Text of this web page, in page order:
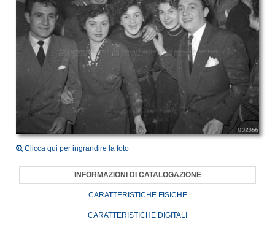
Clicca qui per ingrandire la foto
INFORMAZIONI DI CATALOGAZIONE
CARATTERISTICHE FISICHE
CARATTERISTICHE DIGITALI